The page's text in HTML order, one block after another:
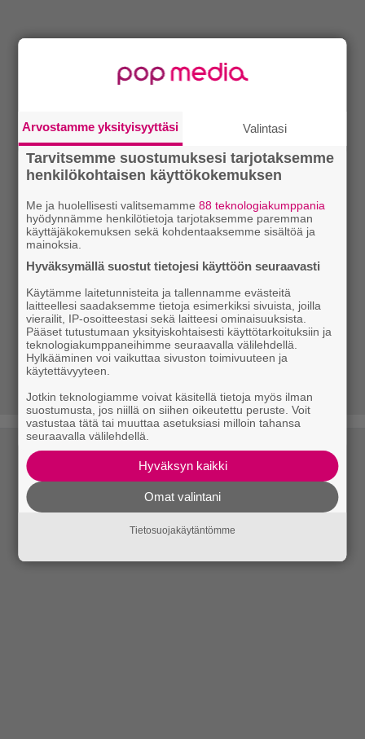
Arvostamme yksityisyyttäsi Valintasi
Tarvitsemme suostumuksesi tarjotaksemme
henkilökohtaisen käyttökokemuksen
Me ja huolellisesti valitsemamme88 teknologiakumppania
hyödynnämme henkilötietoja tarjotaksemme paremman
käyttäjäkokemuksen sekä kohdentaaksemme sisältöä ja
mainoksia.
Hyväksymällä suostut tietojesi käyttöön seuraavasti
Käytämme laitetunnisteita ja tallennamme evästeitä
laitteellesi saadaksemme tietoja esimerkiksi sivuista, joilla
vierailit, IP-osoitteestasi sekä laitteesi ominaisuuksista.
Pääset tutustumaan yksityiskohtaisesti käyttötarkoituksiin ja
teknologiakumppaneihimme seuraavalla välilehdellä.
Hylkääminen voi vaikuttaa sivuston toimivuuteen ja
käytettävyyteen.
Jotkin teknologiamme voivat käsitellä tietoja myös ilman
suostumusta, jos niillä on siihen oikeutettu peruste. Voit
vastustaa tätä tai muuttaa asetuksiasi milloin tahansa
seuraavalla välilehdellä.
Hyväksyn kaikki
Omat valintani
Tietosuojakäytäntömme